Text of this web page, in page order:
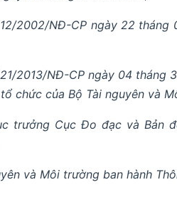
2002/NĐ-CP ngày 22
2013/NĐ-CP ngày 04 tháng
chức của Bộ Tài nguyên và
trưởng Cục Đo đạc và Bản
và Môi trường ban hành